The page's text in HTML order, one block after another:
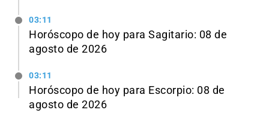
03:11
Horóscopo de hoy para Sagitario: 08 de
agosto de 2026
03:11
Horóscopo de hoy para Escorpio: 08 de
agosto de 2026